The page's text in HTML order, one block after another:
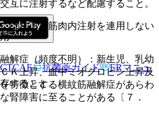
互に注射するなど配慮すること。
は皮下・筋肉内注射を連用しない
すること。
解症（頻度不明）：新生児、乳幼
Ｋ上昇、血中ミオグロビン上昇及
特徴とする横紋筋融解症があらわ
腎障害に至ることがある〔７．
CTCAE 抗菌薬ガイド
ERマニュ